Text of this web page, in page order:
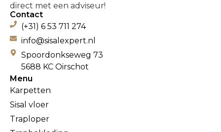
direct met een adviseur!
Menu
Karpetten
Sisal vloer
Traploper
Contact
(+31) 6 53 711 274
info@sisalexpert.nl
Spoordonkseweg 73
5688 KC Oirschot